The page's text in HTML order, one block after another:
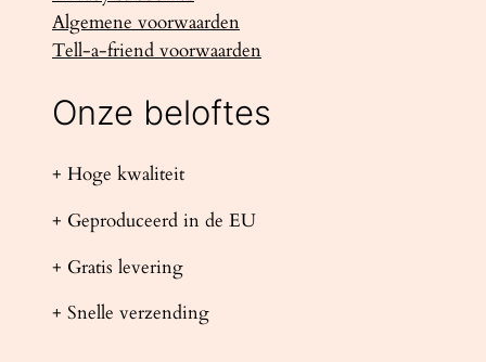
Algemene voorwaarden
Tell-a-friend voorwaarden
Onze beloftes
+ Hoge kwaliteit
+ Geproduceerd in de EU
+ Gratis levering
+ Snelle verzending